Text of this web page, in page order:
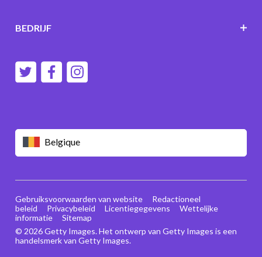
Belgique
BEDRIJF
© 2026 Getty Images. Het ontwerp van Getty Images is een
handelsmerk van Getty Images.
Gebruiksvoorwaarden van website
Redactioneel
beleid
Privacybeleid Licentiegegevens
Wettelijke
informatie
Sitemap